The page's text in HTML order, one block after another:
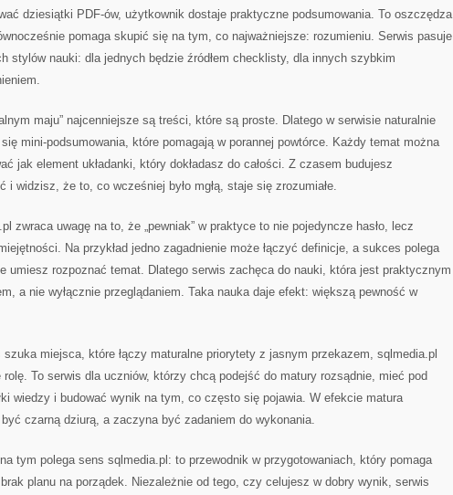
dziesiątki PDF-ów, użytkownik dostaje praktyczne podsumowania. To oszczędza
pomaga skupić się na tym, co najważniejsze: rozumieniu. Serwis pasuje
stylów nauki: dla jednych będzie źródłem checklisty, dla innych szybkim
maju” najcenniejsze są treści, które są proste. Dlatego w serwisie naturalnie
mini-podsumowania, które pomagają w porannej powtórce. Każdy temat można
jak element układanki, który dokładasz do całości. Z czasem budujesz
i widzisz, że to, co wcześniej było mgłą, staje się zrozumiałe.
zwraca uwagę na to, że „pewniak” w praktyce to nie pojedyncze hasło, lecz
Na przykład jedno zagadnienie może łączyć definicje, a sukces polega
umiesz rozpoznać temat. Dlatego serwis zachęca do nauki, która jest praktycznym
a nie wyłącznie przeglądaniem. Taka nauka daje efekt: większą pewność w
miejsca, które łączy maturalne priorytety z jasnym przekazem, sqlmedia.pl
rolę. To serwis dla uczniów, którzy chcą podejść do matury rozsądnie, mieć pod
wiedzy i budować wynik na tym, co często się pojawia. W efekcie matura
czarną dziurą, a zaczyna być zadaniem do wykonania.
na tym polega sens sqlmedia.pl: to przewodnik w przygotowaniach, który pomaga
planu na porządek. Niezależnie od tego, czy celujesz w dobry wynik, serwis